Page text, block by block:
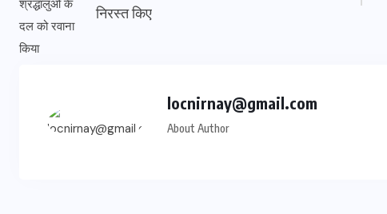
निरस्त किए
locnirnay@gmail.com
About Author